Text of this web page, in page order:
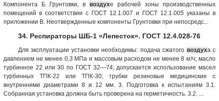
Компонента Б Грунтовки, в воздухе рабочей зоны производственных
помещений в соответствии с ГОСТ 12.1.007 и ГОСТ 12.1.005 указаны в
приложении В. Неотвержденные компоненты Грунтовки при непосредс...
34. Респираторы ШБ-1 «Лепесток». ГОСТ 12.4.028-76
Для эксплуатации установки необходимы: подача сжатого воздуха с
давлением не менее 0,3 МПа и массовым расходом не менее 8 кг/ч; масло
турбинное 22 или 30 по ГОСТ 32—74; допускается использование масел
турбинных ТПК-22 или ТПК-30; трубки резиновые медицинские с
внутренними диаметрами 8 и 12 мм. 3. Подготовка к испытаниям 3.1.
Собранная установка должна быть проверена на герметичность. 3.2. ...